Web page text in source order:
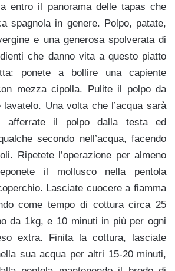
entro il panorama delle tapas che
spagnola in genere. Polpo, patate,
e una generosa spolverata di
che danno vita a questo piatto
ponete a bollire una capiente
mezza cipolla. Pulite il polpo da
Una volta che l’acqua sarà
afferrate il polpo dalla testa ed
secondo nell’acqua, facendo
Ripetete l’operazione per almeno
il mollusco nella pentola
Lasciate cuocere a fiamma
come tempo di cottura circa 25
da 1kg, e 10 minuti in più per ogni
extra. Finita la cottura, lasciate
sua acqua per altri 15-20 minuti,